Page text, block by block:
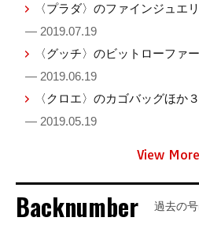
〈プラダ〉のファインジュエ
— 2019.07.19
〈グッチ〉のビットローファ
— 2019.06.19
〈クロエ〉のカゴバッグほか
— 2019.05.19
View More
Backnumber 過去の